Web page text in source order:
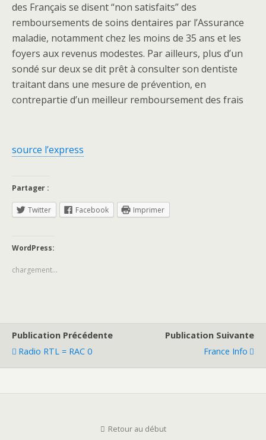
des Français se disent “non satisfaits” des
remboursements de soins dentaires par l’Assurance
maladie, notamment chez les moins de 35 ans et les
foyers aux revenus modestes. Par ailleurs, plus d’un
sondé sur deux se dit prêt à consulter son dentiste
traitant dans une mesure de prévention, en
contrepartie d’un meilleur remboursement des frais
source l’express
Partager :
Twitter Facebook Imprimer
WordPress:
chargement…
Publication Précédente
Radio RTL = RAC 0
Publication Suivante
France Info
Retour au début